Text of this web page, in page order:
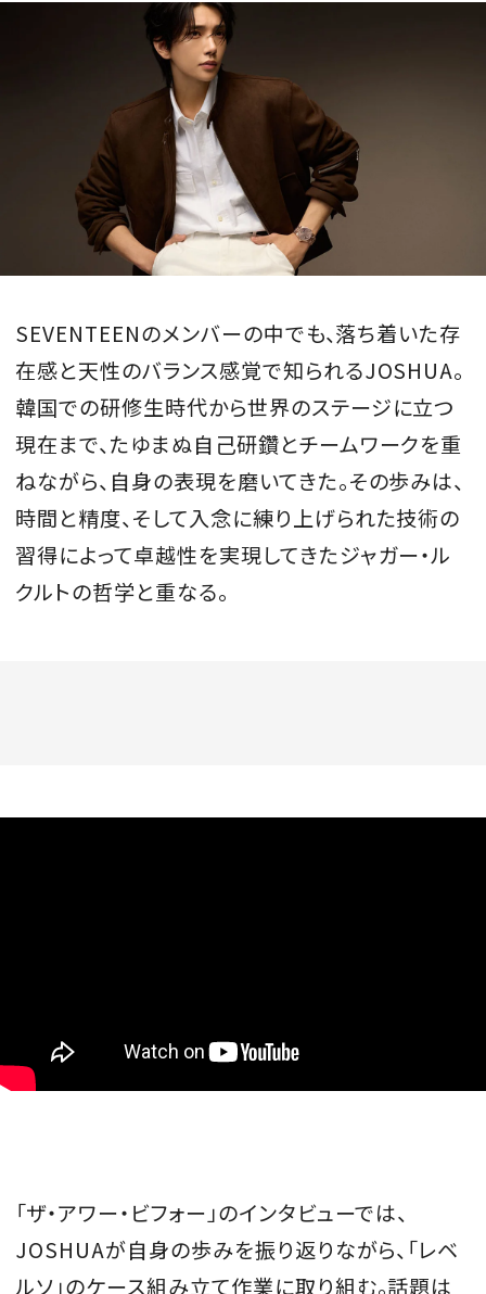
ログイン・新規会員登録
MAGAZINE
SPUR 2026 JULY
2026年9月号
2026-07-23発売
最新号を試し読み
SEVENTEENのメンバーの中でも、落ち着いた存
在感と天性のバランス感覚で知られるJOSHUA。
韓国での研修生時代から世界のステージに立つ
現在まで、たゆまぬ自己研鑽とチームワークを重
ねながら、自身の表現を磨いてきた。その歩みは、
時間と精度、そして入念に練り上げられた技術の
習得によって卓越性を実現してきたジャガー・ル
クルトの哲学と重なる。
「ザ・アワー・ビフォー」のインタビューでは、
JOSHUAが自身の歩みを振り返りながら、「レベ
ルソ」のケース組み立て作業に取り組む。話題は